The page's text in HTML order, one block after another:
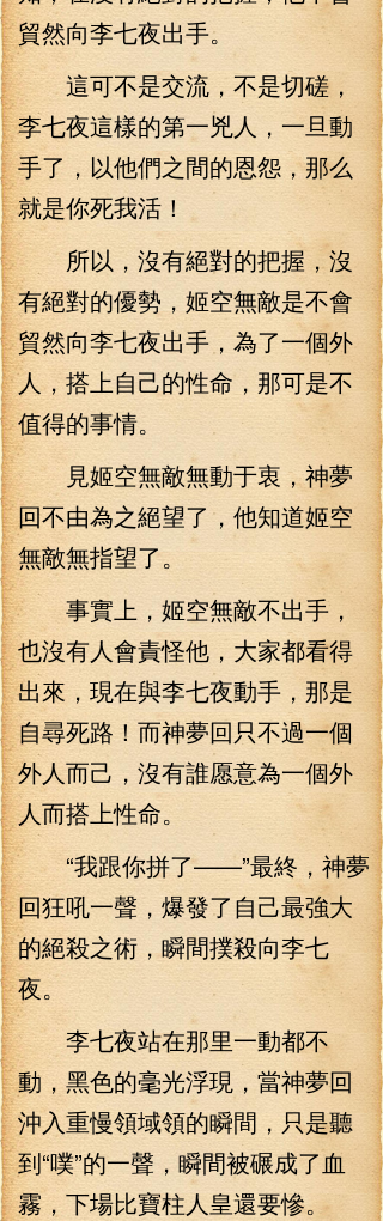
貿然向李七夜出手。
這可不是交流，不是切磋，
李七夜這樣的第一兇人，一旦動
手了，以他們之間的恩怨，那么
就是你死我活！
所以，沒有絕對的把握，沒
有絕對的優勢，姬空無敵是不會
貿然向李七夜出手，為了一個外
人，搭上自己的性命，那可是不
值得的事情。
見姬空無敵無動于衷，神夢
回不由為之絕望了，他知道姬空
無敵無指望了。
事實上，姬空無敵不出手，
也沒有人會責怪他，大家都看得
出來，現在與李七夜動手，那是
自尋死路！而神夢回只不過一個
外人而己，沒有誰愿意為一個外
人而搭上性命。
“我跟你拼了——”最終，神夢
回狂吼一聲，爆發了自己最強大
的絕殺之術，瞬間撲殺向李七
夜。
李七夜站在那里一動都不
動，黑色的毫光浮現，當神夢回
沖入重慢領域領的瞬間，只是聽
到“噗”的一聲，瞬間被碾成了血
霧，下場比寶柱人皇還要慘。